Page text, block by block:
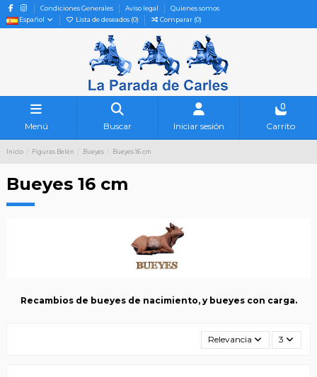
Condiciones Generales Aviso legal
Quienes somos
Español
Lista de deseados (0) Comparar (0)
Menú Buscar Iniciar sesión
0
Carrito
Inicio Figuras Belén Bueyes Bueyes 16 cm
Bueyes 16 cm
Recambios de bueyes de nacimiento, y bueyes con carga.
Relevancia 3